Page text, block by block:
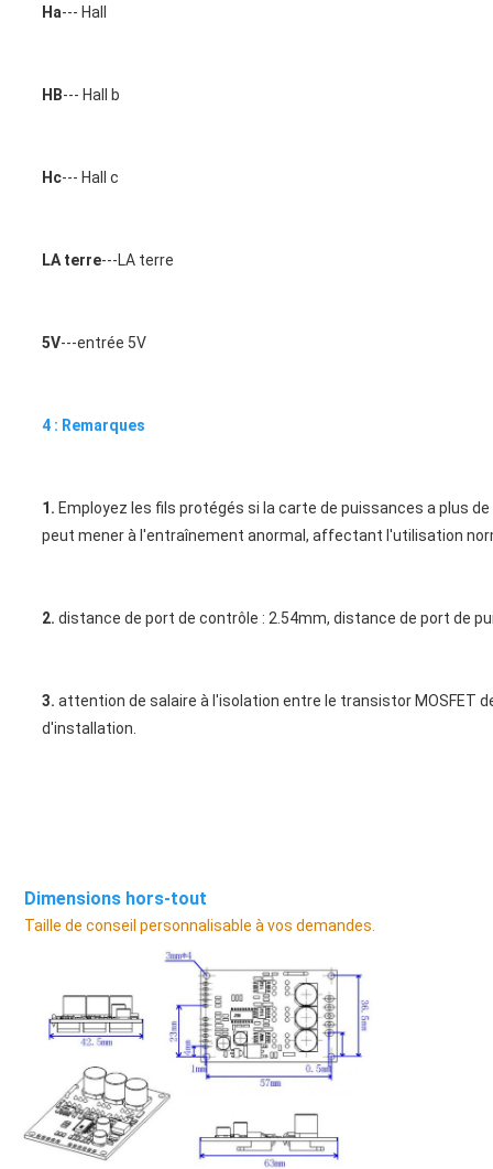
Ha--- Hall
HB--- Hall b
Hc--- Hall c
LA terre---LA terre
5V---entrée 5V
4 : Remarques
1. Employez les fils protégés si la carte de puissances a plus
peut mener à l'entraînement anormal, affectant l'utilisation
2. distance de port de contrôle : 2.54mm, distance de port de
3. attention de salaire à l'isolation entre le transistor MOSFET
d'installation.
Dimensions hors-tout
Taille de conseil personnalisable à vos demandes.